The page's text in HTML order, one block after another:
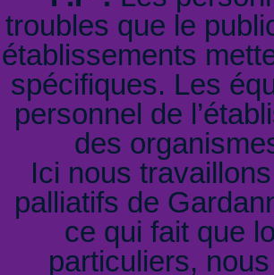
troubles que le
établissements
spécifiques. Les
personnel de
des
Ici nous
palliatifs de
ce qui fait que
particuliers,